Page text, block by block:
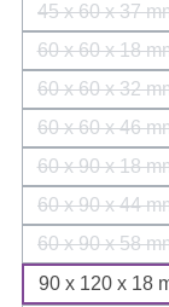
45 x 60 x 37
60 x 60 x 18
60 x 60 x 32
60 x 60 x 46
60 x 90 x 18
60 x 90 x 44
60 x 90 x 58
90 x 120 x 18